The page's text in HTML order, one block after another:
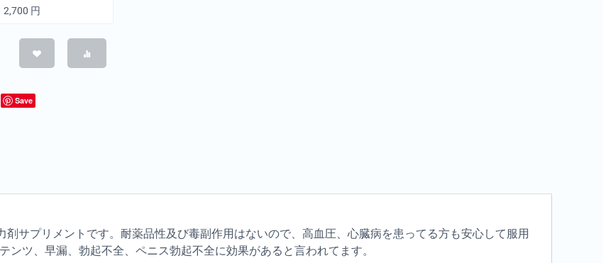
2,700 円
Save
サプリメントです。耐薬品性及び毒副作用はないので、高血圧、心臓病を患ってる方も安心して服用
ツ、早漏、勃起不全、ペニス勃起不全に効果があると言われてます。